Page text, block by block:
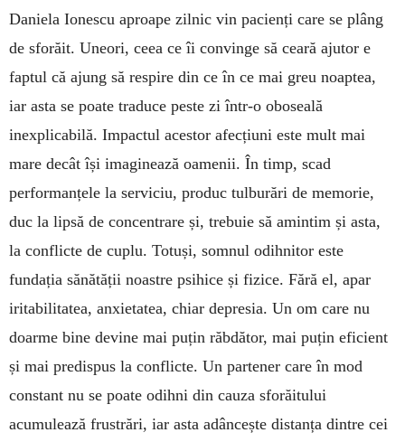
Daniela Ionescu aproape zilnic vin pacienți care se plâng
de sforăit. Uneori, ceea ce îi con­vinge să ceară ajutor e
faptul că ajung să res­pire din ce în ce mai greu noaptea,
iar asta se poate traduce peste zi într-o oboseală
inexplicabilă. Im­pactul acestor afecțiuni este mult mai
mare decât își imaginează oamenii. În timp, scad
performan­țele la serviciu, produc tulburări de memorie,
duc la lipsă de concentrare și, trebuie să amintim și asta,
la conflicte de cuplu. Totuși, somnul odihnitor este
fundația sănătății noastre psihice și fizice. Fără el, apar
iritabilitatea, anxietatea, chiar depresia. Un om care nu
doarme bine devine mai puțin răbdător, mai puțin eficient
și mai predispus la conflicte. Un partener care în mod
constant nu se poate odihni din cauza sforăitului
acumulează frustrări, iar asta adâncește distanța dintre cei